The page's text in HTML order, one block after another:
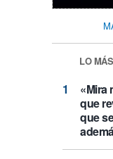
LO
«Mira
que
que